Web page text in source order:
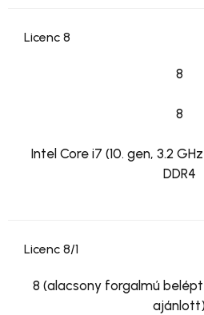
Licenc 8
8
8
Intel Core i7 (10. gen, 3.2
DDR4
Licenc 8/1
8 (alacsony forgalmú